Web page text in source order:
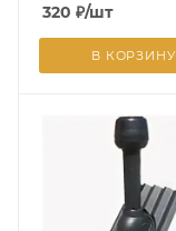
320 ₽/шт
В КОРЗИНУ